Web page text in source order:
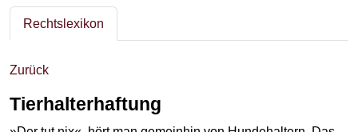
Rechtslexikon
Zurück
Tierhalterhaftung